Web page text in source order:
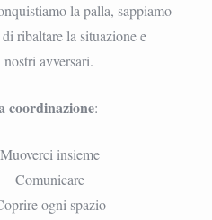
la palla, sappiamo
ribaltare la situazione e
nostri avversari.
coordinazione:
Muoverci insieme
Comunicare
ogni spazio